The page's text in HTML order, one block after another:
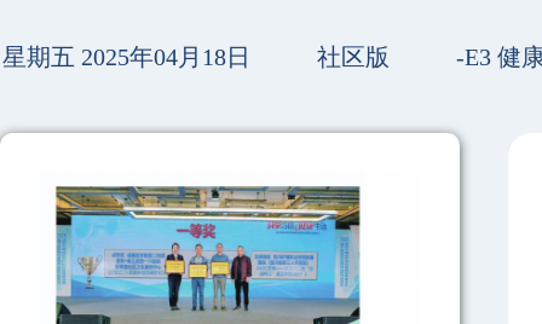
星期五 2025年04月18日 社区版 -E3 健